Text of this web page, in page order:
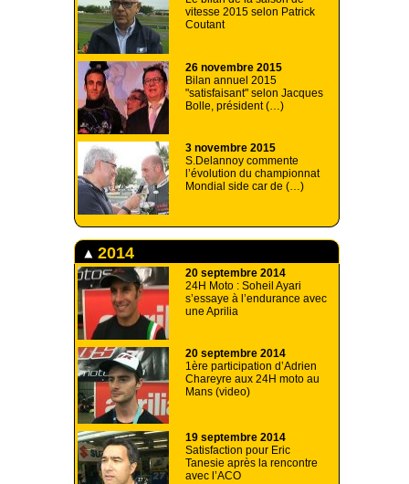
vitesse 2015 selon Patrick
Coutant
26 novembre 2015
Bilan annuel 2015
"satisfaisant" selon Jacques
Bolle, président (…)
3 novembre 2015
S.Delannoy commente
l’évolution du championnat
Mondial side car de (…)
2014
20 septembre 2014
24H Moto : Soheil Ayari
s’essaye à l’endurance avec
une Aprilia
20 septembre 2014
1ère participation d’Adrien
Chareyre aux 24H moto au
Mans (video)
19 septembre 2014
Satisfaction pour Eric
Tanesie après la rencontre
avec l’ACO